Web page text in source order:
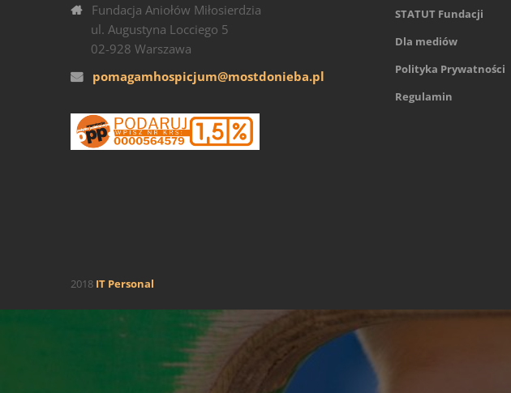
Fundacja Aniołów Miłosierdzia
ul. Augustyna Locciego 5
02-928 Warszawa
pomagamhospicjum@mostdonieba.pl
STATUT Fundacji
Dla mediów
Polityka Prywatności
Regulamin
2018 IT Personal